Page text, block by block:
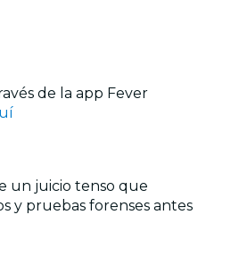
de la app Fever
un juicio tenso que
y pruebas forenses antes